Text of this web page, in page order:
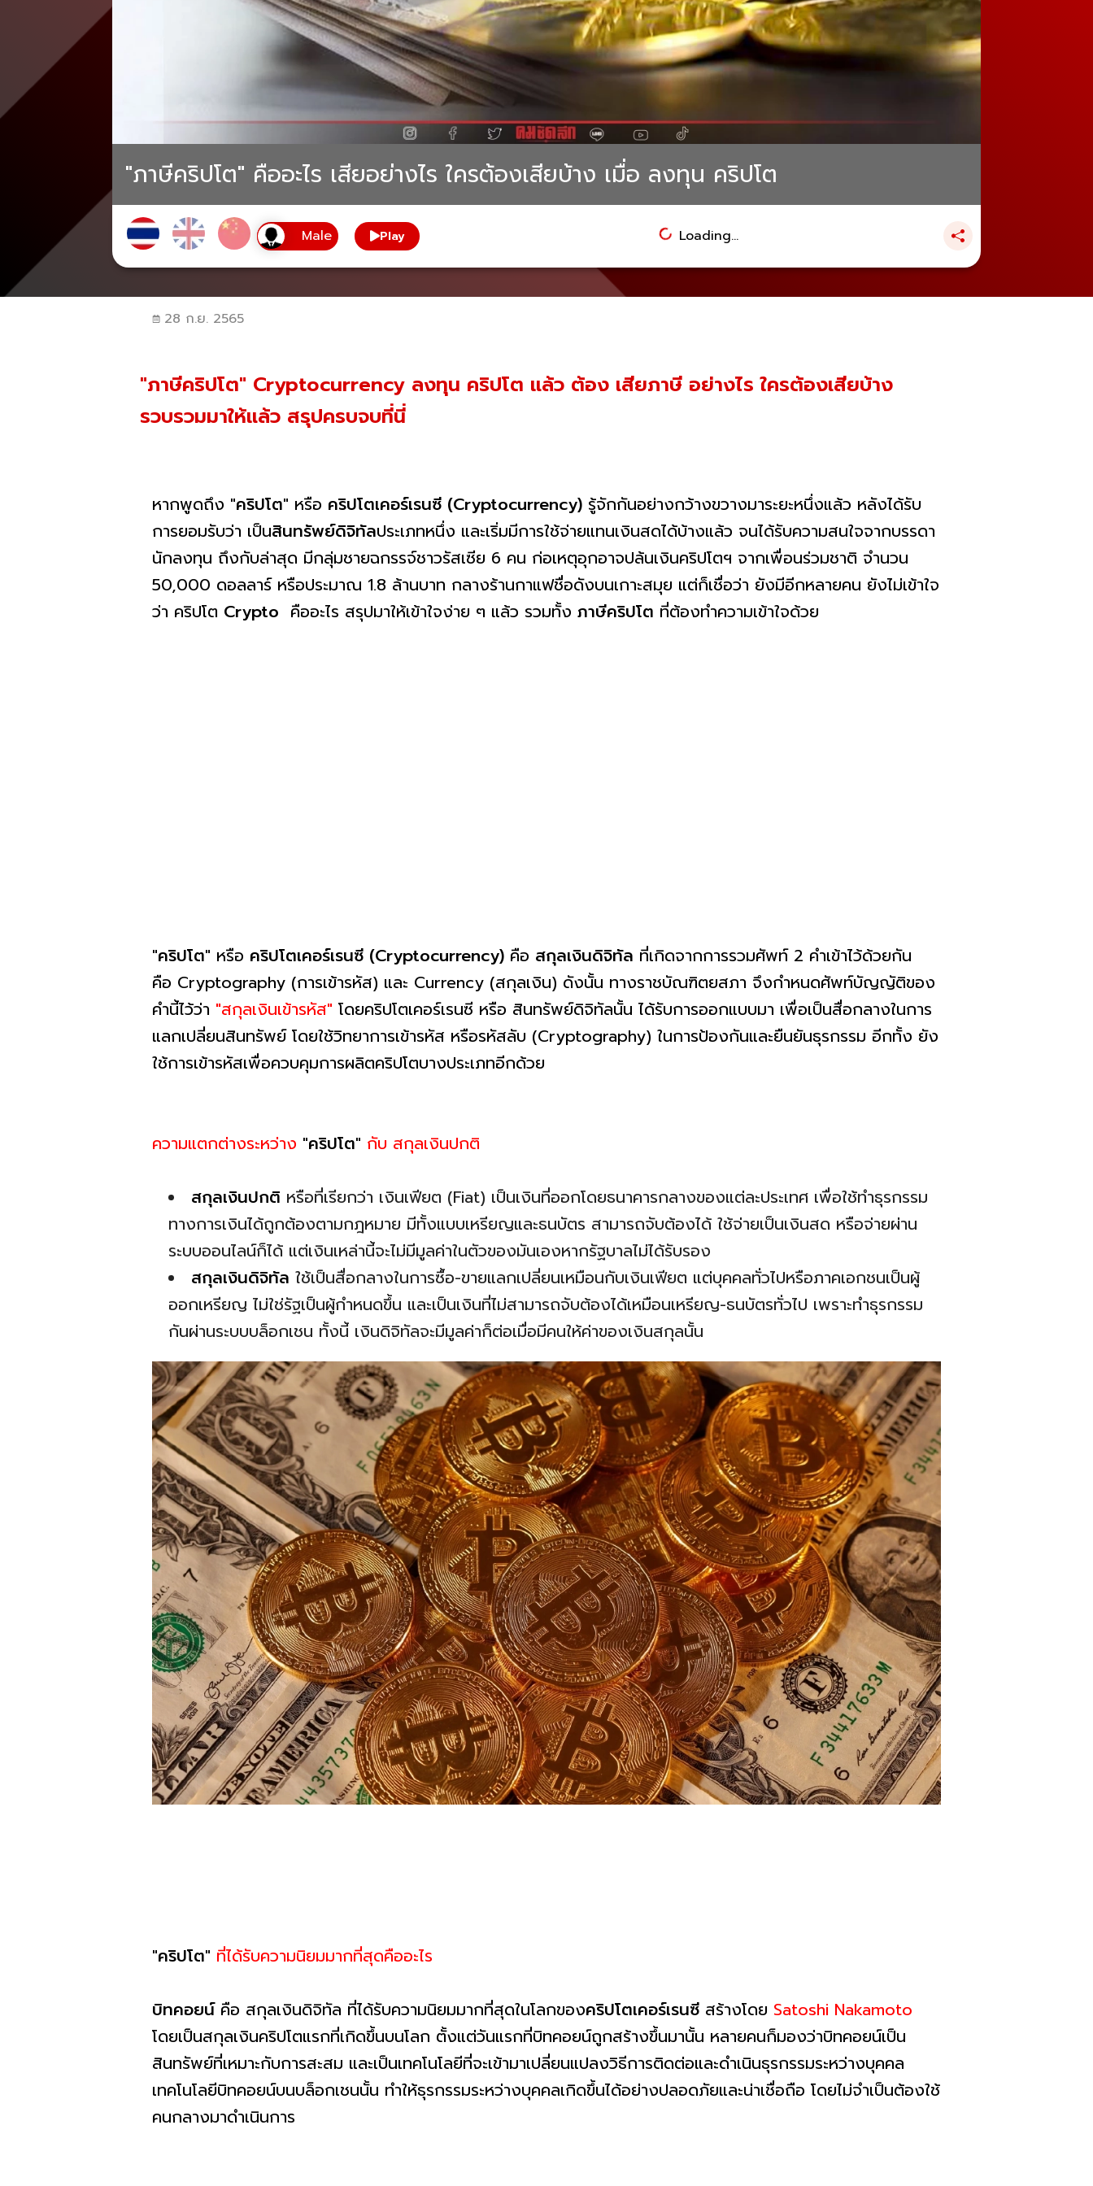
"ภาษีคริปโต" คืออะไร เสียอย่างไร ใครต้องเสียบ้าง เมื่อ ลงทุน คริปโต
Play Loading...
28 ก.ย. 2565
"ภาษีคริปโต" Cryptocurrency ลงทุน คริปโต แล้ว ต้อง เสียภาษี อย่างไร ใครต้องเสียบ้าง
รวบรวมมาให้แล้ว สรุปครบจบที่นี่
หากพูดถึง "คริปโต" หรือ คริปโตเคอร์เรนซี (Cryptocurrency) รู้จักกันอย่างกว้างขวางมาระยะหนึ่งแล้ว หลังได้รับ
การยอมรับว่า เป็นสินทรัพย์ดิจิทัลประเภทหนึ่ง และเริ่มมีการใช้จ่ายแทนเงินสดได้บ้างแล้ว จนได้รับความสนใจจากบรรดา
นักลงทุน ถึงกับล่าสุด มีกลุ่มชายฉกรรจ์ชาวรัสเซีย 6 คน ก่อเหตุอุกอาจปล้นเงินคริปโตฯ จากเพื่อนร่วมชาติ จำนวน
50,000 ดอลลาร์ หรือประมาณ 1.8 ล้านบาท กลางร้านกาแฟชื่อดังบนเกาะสมุย แต่ก็เชื่อว่า ยังมีอีกหลายคน ยังไม่เข้าใจ
ว่า คริปโต Crypto คืออะไร สรุปมาให้เข้าใจง่าย ๆ แล้ว รวมทั้ง ภาษีคริปโต ที่ต้องทำความเข้าใจด้วย
"คริปโต" หรือ คริปโตเคอร์เรนซี (Cryptocurrency) คือ สกุลเงินดิจิทัล ที่เกิดจากการรวมศัพท์ 2 คำเข้าไว้ด้วยกัน
คือ Cryptography (การเข้ารหัส) และ Currency (สกุลเงิน) ดังนั้น ทางราชบัณฑิตยสภา จึงกำหนดศัพท์บัญญัติของ
คำนี้ไว้ว่า "สกุลเงินเข้ารหัส" โดยคริปโตเคอร์เรนซี หรือ สินทรัพย์ดิจิทัลนั้น ได้รับการออกแบบมา เพื่อเป็นสื่อกลางในการ
แลกเปลี่ยนสินทรัพย์ โดยใช้วิทยาการเข้ารหัส หรือรหัสลับ (Cryptography) ในการป้องกันและยืนยันธุรกรรม อีกทั้ง ยัง
ใช้การเข้ารหัสเพื่อควบคุมการผลิตคริปโตบางประเภทอีกด้วย
ความแตกต่างระหว่าง "คริปโต" กับ สกุลเงินปกติ
สกุลเงินปกติ หรือที่เรียกว่า เงินเฟียต (Fiat) เป็นเงินที่ออกโดยธนาคารกลางของแต่ละประเทศ เพื่อใช้ทำธุรกรรม
ทางการเงินได้ถูกต้องตามกฎหมาย มีทั้งแบบเหรียญและธนบัตร สามารถจับต้องได้ ใช้จ่ายเป็นเงินสด หรือจ่ายผ่าน
ระบบออนไลน์ก็ได้ แต่เงินเหล่านี้จะไม่มีมูลค่าในตัวของมันเองหากรัฐบาลไม่ได้รับรอง
สกุลเงินดิจิทัล ใช้เป็นสื่อกลางในการซื้อ-ขายแลกเปลี่ยนเหมือนกับเงินเฟียต แต่บุคคลทั่วไปหรือภาคเอกชนเป็นผู้
ออกเหรียญ ไม่ใช่รัฐเป็นผู้กำหนดขึ้น และเป็นเงินที่ไม่สามารถจับต้องได้เหมือนเหรียญ-ธนบัตรทั่วไป เพราะทำธุรกรรม
กันผ่านระบบบล็อกเชน ทั้งนี้ เงินดิจิทัลจะมีมูลค่าก็ต่อเมื่อมีคนให้ค่าของเงินสกุลนั้น
"คริปโต" ที่ได้รับความนิยมมากที่สุดคืออะไร
บิทคอยน์คือ สกุลเงินดิจิทัล ที่ได้รับความนิยมมากที่สุดในโลกของคริปโตเคอร์เรนซี สร้างโดย Satoshi Nakamoto
โดยเป็นสกุลเงินคริปโตแรกที่เกิดขึ้นบนโลก ตั้งแต่วันแรกที่บิทคอยน์ถูกสร้างขึ้นมานั้น หลายคนก็มองว่าบิทคอยน์เป็น
สินทรัพย์ที่เหมาะกับการสะสม และเป็นเทคโนโลยีที่จะเข้ามาเปลี่ยนแปลงวิธีการติดต่อและดำเนินธุรกรรมระหว่างบุคคล
เทคโนโลยีบิทคอยน์บนบล็อกเชนนั้น ทำให้ธุรกรรมระหว่างบุคคลเกิดขึ้นได้อย่างปลอดภัยและน่าเชื่อถือ โดยไม่จำเป็นต้องใช้
คนกลางมาดำเนินการ